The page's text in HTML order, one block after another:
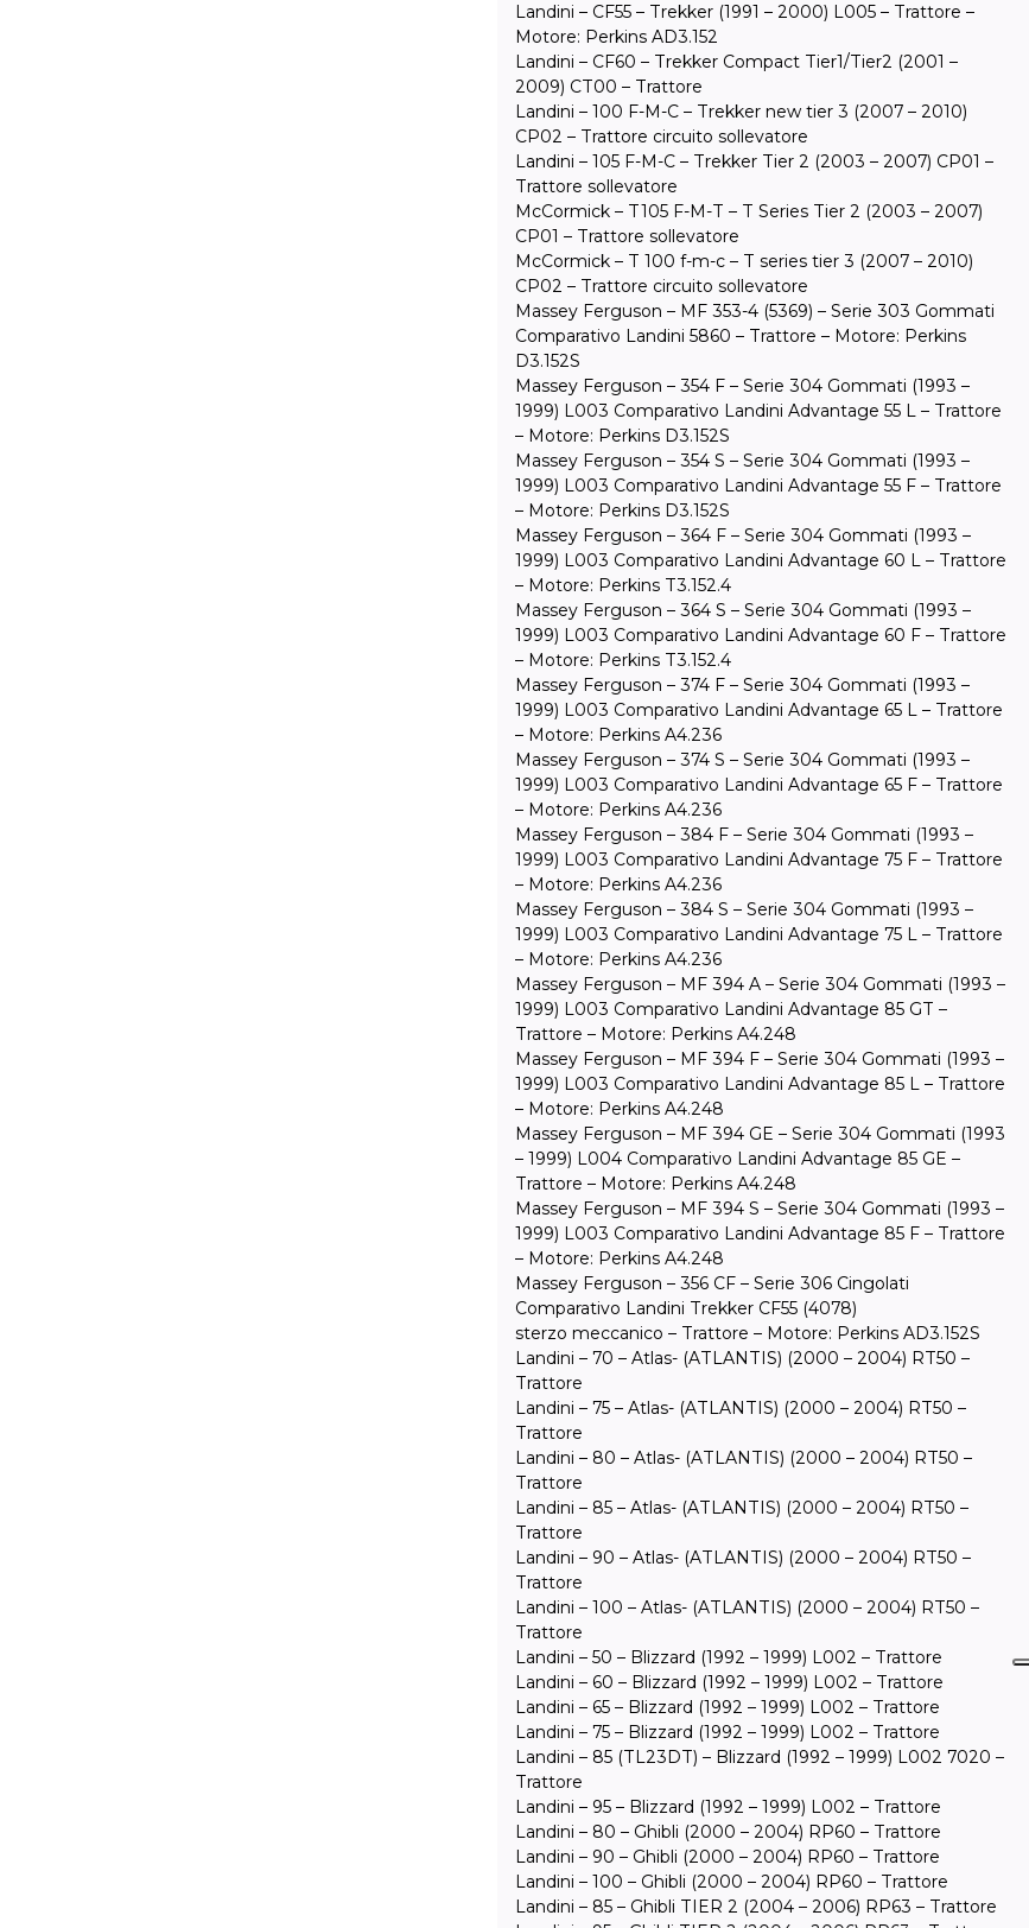
Landini – CF55 – Trekker (1991 – 2000) L005 – Trattore –
Motore: Perkins AD3.152
Landini – CF60 – Trekker Compact Tier1/Tier2 (2001 –
2009) CT00 – Trattore
Landini – 100 F-M-C – Trekker new tier 3 (2007 – 2010)
CP02 – Trattore circuito sollevatore
Landini – 105 F-M-C – Trekker Tier 2 (2003 – 2007) CP01 –
Trattore sollevatore
McCormick – T105 F-M-T – T Series Tier 2 (2003 – 2007)
CP01 – Trattore sollevatore
McCormick – T 100 f-m-c – T series tier 3 (2007 – 2010)
CP02 – Trattore circuito sollevatore
Massey Ferguson – MF 353-4 (5369) – Serie 303 Gommati
Comparativo Landini 5860 – Trattore – Motore: Perkins
D3.152S
Massey Ferguson – 354 F – Serie 304 Gommati (1993 –
1999) L003 Comparativo Landini Advantage 55 L – Trattore
– Motore: Perkins D3.152S
Massey Ferguson – 354 S – Serie 304 Gommati (1993 –
1999) L003 Comparativo Landini Advantage 55 F – Trattore
– Motore: Perkins D3.152S
Massey Ferguson – 364 F – Serie 304 Gommati (1993 –
1999) L003 Comparativo Landini Advantage 60 L – Trattore
– Motore: Perkins T3.152.4
Massey Ferguson – 364 S – Serie 304 Gommati (1993 –
1999) L003 Comparativo Landini Advantage 60 F – Trattore
– Motore: Perkins T3.152.4
Massey Ferguson – 374 F – Serie 304 Gommati (1993 –
1999) L003 Comparativo Landini Advantage 65 L – Trattore
– Motore: Perkins A4.236
Massey Ferguson – 374 S – Serie 304 Gommati (1993 –
1999) L003 Comparativo Landini Advantage 65 F – Trattore
– Motore: Perkins A4.236
Massey Ferguson – 384 F – Serie 304 Gommati (1993 –
1999) L003 Comparativo Landini Advantage 75 F – Trattore
– Motore: Perkins A4.236
Massey Ferguson – 384 S – Serie 304 Gommati (1993 –
1999) L003 Comparativo Landini Advantage 75 L – Trattore
– Motore: Perkins A4.236
Massey Ferguson – MF 394 A – Serie 304 Gommati (1993 –
1999) L003 Comparativo Landini Advantage 85 GT –
Trattore – Motore: Perkins A4.248
Massey Ferguson – MF 394 F – Serie 304 Gommati (1993 –
1999) L003 Comparativo Landini Advantage 85 L – Trattore
– Motore: Perkins A4.248
Massey Ferguson – MF 394 GE – Serie 304 Gommati (1993
– 1999) L004 Comparativo Landini Advantage 85 GE –
Trattore – Motore: Perkins A4.248
Massey Ferguson – MF 394 S – Serie 304 Gommati (1993 –
1999) L003 Comparativo Landini Advantage 85 F – Trattore
– Motore: Perkins A4.248
Massey Ferguson – 356 CF – Serie 306 Cingolati
Comparativo Landini Trekker CF55 (4078)
sterzo meccanico – Trattore – Motore: Perkins AD3.152S
Landini – 70 – Atlas- (ATLANTIS) (2000 – 2004) RT50 –
Trattore
Landini – 75 – Atlas- (ATLANTIS) (2000 – 2004) RT50 –
Trattore
Landini – 80 – Atlas- (ATLANTIS) (2000 – 2004) RT50 –
Trattore
Landini – 85 – Atlas- (ATLANTIS) (2000 – 2004) RT50 –
Trattore
Landini – 90 – Atlas- (ATLANTIS) (2000 – 2004) RT50 –
Trattore
Landini – 100 – Atlas- (ATLANTIS) (2000 – 2004) RT50 –
Trattore
Landini – 50 – Blizzard (1992 – 1999) L002 – Trattore
Landini – 60 – Blizzard (1992 – 1999) L002 – Trattore
Landini – 65 – Blizzard (1992 – 1999) L002 – Trattore
Landini – 75 – Blizzard (1992 – 1999) L002 – Trattore
Landini – 85 (TL23DT) – Blizzard (1992 – 1999) L002 7020 –
Trattore
Landini – 95 – Blizzard (1992 – 1999) L002 – Trattore
Landini – 80 – Ghibli (2000 – 2004) RP60 – Trattore
Landini – 90 – Ghibli (2000 – 2004) RP60 – Trattore
Landini – 100 – Ghibli (2000 – 2004) RP60 – Trattore
Landini – 85 – Ghibli TIER 2 (2004 – 2006) RP63 – Trattore